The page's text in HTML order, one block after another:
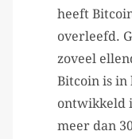
heeft
overleefd.
zoveel
Bitcoin is in
ontwikkeld
meer dan